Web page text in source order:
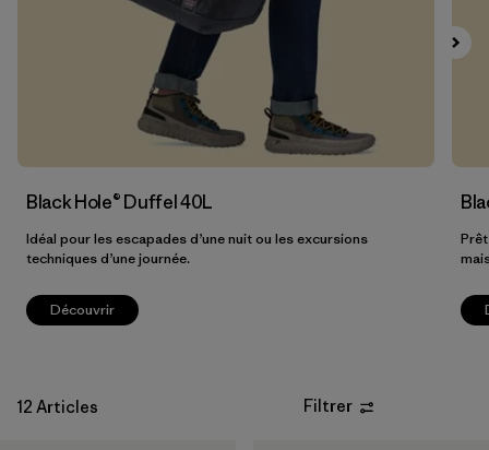
Black Hole® Duffel 40L
Idéal pour les escapades d’une nuit ou les excursions
techniques d’une journée.
Découvrir
12 Articles Filtrer